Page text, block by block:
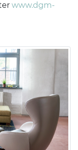
www.dgm-